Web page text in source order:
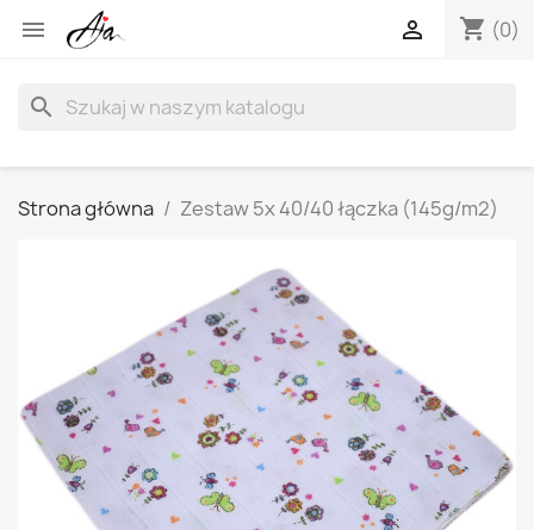
 shopping_cart (0)

search
Strona główna Zestaw 5x 40/40 łączka (145g/m2)